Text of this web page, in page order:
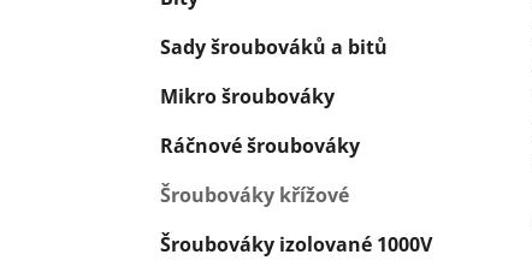
Sady šroubováků a bitů
Mikro šroubováky
Ráčnové šroubováky
Šroubováky křížové
Šroubováky izolované 1000V